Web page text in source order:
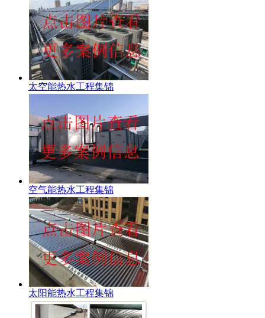
太空能热水工程集锦
空气能热水工程集锦
太阳能热水工程集锦